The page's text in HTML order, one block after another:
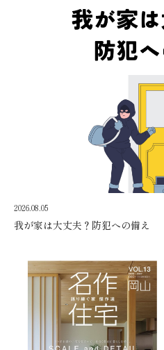
2026.08.05
我が家は大丈夫？防犯への備え